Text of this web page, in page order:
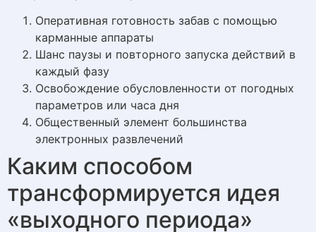
Оперативная готовность забав с помощью
карманные аппараты
Шанс паузы и повторного запуска действий в
каждый фазу
Освобождение обусловленности от погодных
параметров или часа дня
Общественный элемент большинства
электронных развлечений
Каким способом
трансформируется идея
«выходного периода»